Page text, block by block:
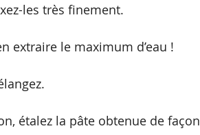
les très finement.
extraire le maximum d’eau !
étalez la pâte obtenue de façon